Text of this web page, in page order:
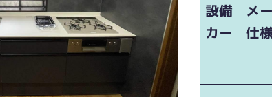
設備 メー
カー 仕